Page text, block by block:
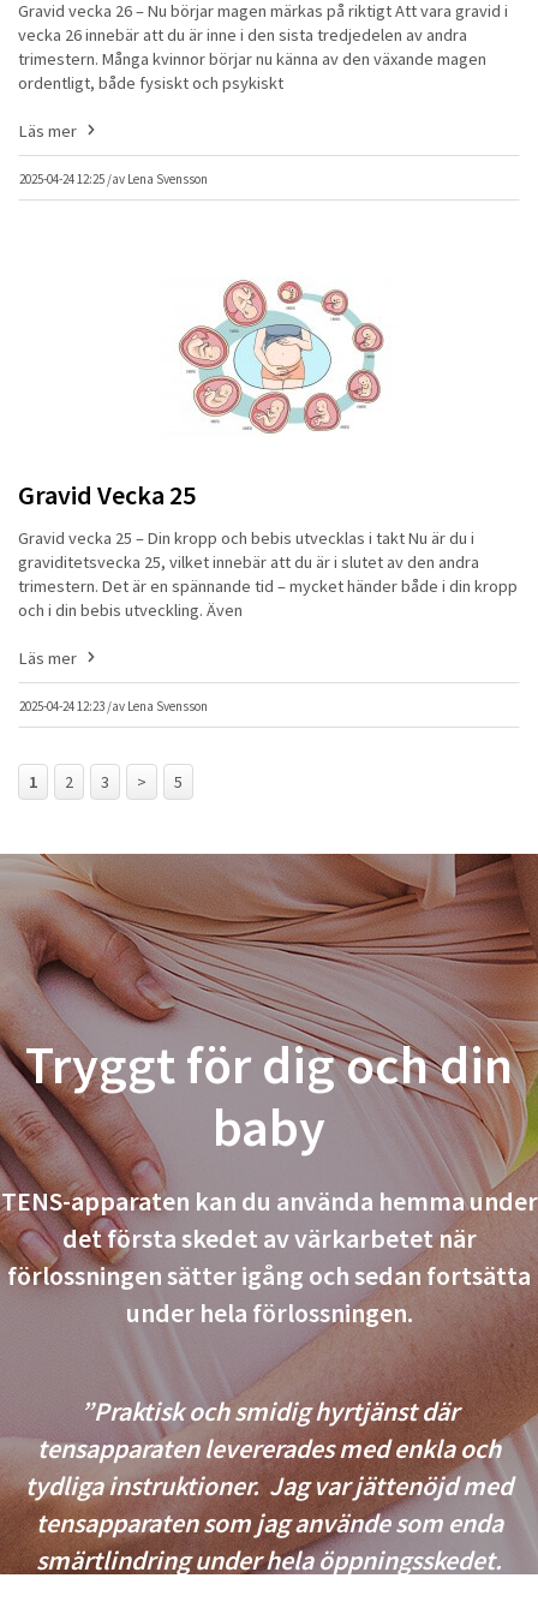
Gravid vecka 26 – Nu börjar magen märkas på riktigt Att vara gravid i
vecka 26 innebär att du är inne i den sista tredjedelen av andra
trimestern. Många kvinnor börjar nu känna av den växande magen
ordentligt, både fysiskt och psykiskt
2025-04-24 12:25 /av Lena Svensson
Läs mer
Gravid Vecka 25
Gravid vecka 25 – Din kropp och bebis utvecklas i takt Nu är du i
graviditetsvecka 25, vilket innebär att du är i slutet av den andra
trimestern. Det är en spännande tid – mycket händer både i din kropp
och i din bebis utveckling. Även
2025-04-24 12:23 /av Lena Svensson
Läs mer
1 2 3 > 5
Tryggt för dig och din
baby
TENS-apparaten kan du använda hemma under
det första skedet av värkarbetet när
förlossningen sätter igång och sedan fortsätta
under hela förlossningen.
”Praktisk och smidig hyrtjänst där
tensapparaten levererades med enkla och
tydliga instruktioner. Jag var jättenöjd med
tensapparaten som jag använde som enda
smärtlindring under hela öppningsskedet.